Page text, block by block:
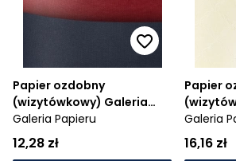
Papier ozdobny
(wizytówkowy) Galeria
Papieru floryda 250g 20
arkuszy A4 - kremowy 250
g (200306)
Galeria Papieru
12,28 zł
Papier
Papieru
220 g
Galeria
16,16 zł